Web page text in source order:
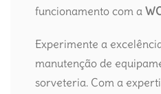
funcionamento com a
Experimente a
manutenção de
sorveteria. Com a